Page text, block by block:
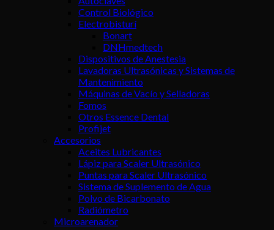
Control Biológico
Electrobisturí
Bonart
DNHmedtech
Dispositivos de Anestesia
Lavadoras Ultrasónicas y Sistemas de
Mantenimiento
Máquinas de Vacío y Selladoras
Fomos
Otros Essence Dental
Profijet
Accesorios
Aceites Lubricantes
Lápiz para Scaler Ultrasónico
Puntas para Scaler Ultrasónico
Sistema de Suplemento de Agua
Polvo de Bicarbonato
Radiómetro
Microarenador